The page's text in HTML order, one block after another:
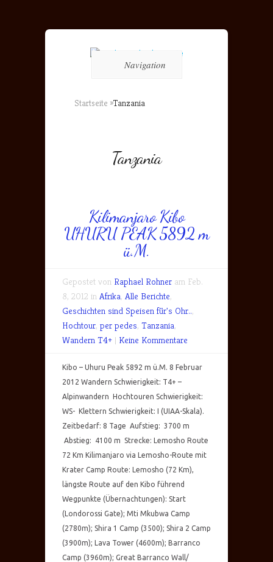
Navigation
Startseite »Tanzania
Tanzania
Kilimanjaro Kibo
UHURU PEAK 5892 m
ü.M.
Gepostet von Raphael Rohner am Feb.
8, 2012 in Afrika, Alle Berichte,
Geschichten sind Speisen für's Ohr..,
Hochtour, per pedes, Tanzania,
Wandern T4+ | Keine Kommentare
Kibo – Uhuru Peak 5892 m ü.M. 8 Februar
2012 Wandern Schwierigkeit: T4+ –
Alpinwandern Hochtouren Schwierigkeit:
WS- Klettern Schwierigkeit: I (UIAA-Skala).
Zeitbedarf: 8 Tage Aufstieg: 3700 m
Abstieg: 4100 m Strecke: Lemosho Route
72 Km Kilimanjaro via Lemosho-Route mit
Krater Camp Route: Lemosho (72 Km),
längste Route auf den Kibo führend
Wegpunkte (Übernachtungen): Start
(Londorossi Gate); Mti Mkubwa Camp
(2780m); Shira 1 Camp (3500); Shira 2 Camp
(3900m); Lava Tower (4600m); Barranco
Camp (3960m); Great Barranco Wall/